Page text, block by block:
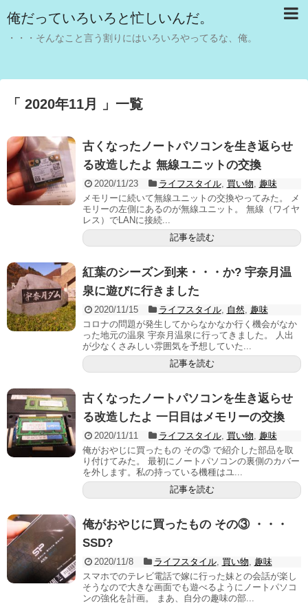
俺だっていろいろと忙しいんだ。
・・・そんなこと言う割りにはいろいろやってるな、俺。
「 2020年11月 」一覧
古くなったノートパソコンを生き返らせ
る改造したよ 無線ユニットの交換
2020/11/23 ライフスタイル, 買い物
趣味
メモリーに続いて無線ユニットの交換やってみた。 メ
モリーの左側にあるのが無線ユニット。 無線（ワイヤ
レス）でLANに接続...
記事を読む
紅葉のシーズン到来・・・か? 宇奈月温
泉に遊びに行きました
2020/11/15 ライフスタイル, 自然, 趣味
コロナの問題が発生してからなかなか行く機会がなか
った地元の温泉 宇奈月温泉に行ってきました。 人出
が少なくさみしい雰囲気を予想していた...
記事を読む
古くなったノートパソコンを生き返らせ
る改造したよ 一日目はメモリーの交換
2020/11/11 ライフスタイル, 買い物
趣味
俺がおやじに買ったもの その③ で紹介した部品を取
り付けてみた。 最初にノートパソコンの裏側のカバー
を外します。私の持っている機種はユ...
記事を読む
俺がおやじに買ったもの その③ ・・・
SSD?
2020/11/8 ライフスタイル, 買い物
趣味
スマホでのテレビ電話で嫁に行った妹との会話が楽し
そうなので大きな画面でも遊べるようにノートパソコ
ンの強化を計画。 まあ、自分の趣味の部...